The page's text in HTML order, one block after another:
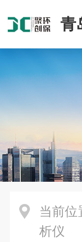
青
当前位
析仪